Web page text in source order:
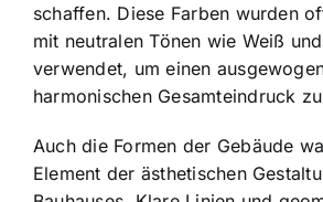
schaffen. Diese Farben wurden
mit neutralen Tönen wie Weiß
verwendet, um einen
harmonischen Gesamteindruck
Auch die Formen der Gebäude
Element der ästhetischen